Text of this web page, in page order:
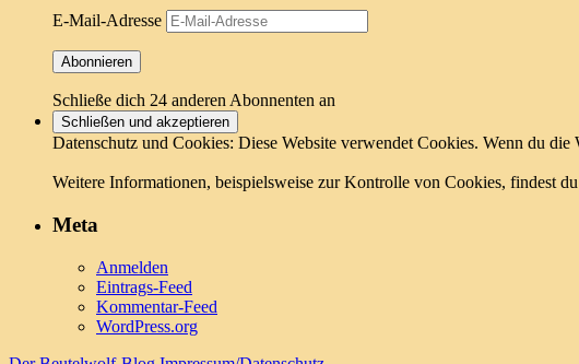
E-Mail-Adresse
Abonnieren
Schließe dich 24 anderen Abonnenten an
Datenschutz und Cookies: Diese Website verwendet Cookies. Wenn du
Weitere Informationen, beispielsweise zur Kontrolle von Cookies, findest
Meta
Anmelden
Eintrags-Feed
Kommentar-Feed
WordPress.org